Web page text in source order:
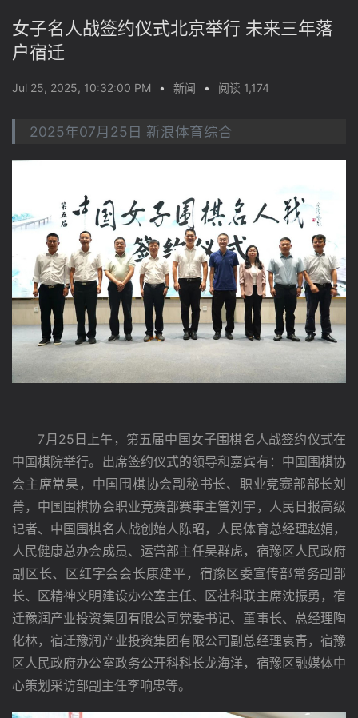
女子名人战签约仪式北京举行 未来三年落
户宿迁
Jul 25, 2025, 10:32:00 PM • 新闻 • 阅读 1,174
2025年07月25日 新浪体育综合
7月25日上午，第五届中国女子围棋名人战签约仪式在
中国棋院举行。出席签约仪式的领导和嘉宾有：中国围棋协
会主席常昊，中国围棋协会副秘书长、职业竞赛部部长刘
菁，中国围棋协会职业竞赛部赛事主管刘宇，人民日报高级
记者、中国围棋名人战创始人陈昭，人民体育总经理赵娟，
人民健康总办会成员、运营部主任吴群虎，宿豫区人民政府
副区长、区红字会会长康建平，宿豫区委宣传部常务副部
长、区精神文明建设办公室主任、区社科联主席沈振勇，宿
迁豫润产业投资集团有限公司党委书记、董事长、总经理陶
化林，宿迁豫润产业投资集团有限公司副总经理袁青，宿豫
区人民政府办公室政务公开科科长龙海洋，宿豫区融媒体中
心策划采访部副主任李响忠等。